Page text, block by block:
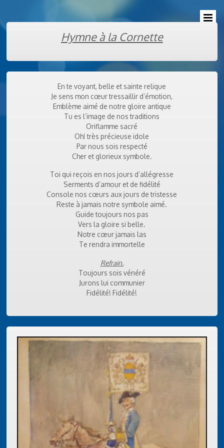
Hymne à la Cornette
En te voyant, belle et sainte relique
Je sens mon cœur tressaillir d’émotion,
Emblème aimé de notre gloire antique
Tu es l’image de nos traditions
Oriflamme sacré
Oh! très précieuse idole
Par nous sois respecté
Cher et glorieux symbole.
Toi qui reçois en nos jours d’allégresse
Serments d’amour et de fidélité
Console nos cœurs aux jours de tristesse
Reste à jamais notre symbole aimé.
Guide toujours nos pas
Vers la gloire si belle.
Notre cœur jamais las
Te rendra immortelle
Refrain.
Toujours sois vénéré
Jurons lui communier
Fidélité! Fidélité!